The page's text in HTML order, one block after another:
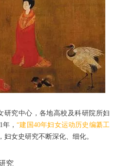
研究中心，各地高校及科研院所妇
年，“建国40年妇女运动历史编纂工
妇女史研究不断深化、细化。
究